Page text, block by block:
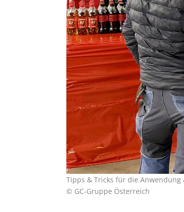
Tipps & Tricks für die
© GC-Gruppe Österreich